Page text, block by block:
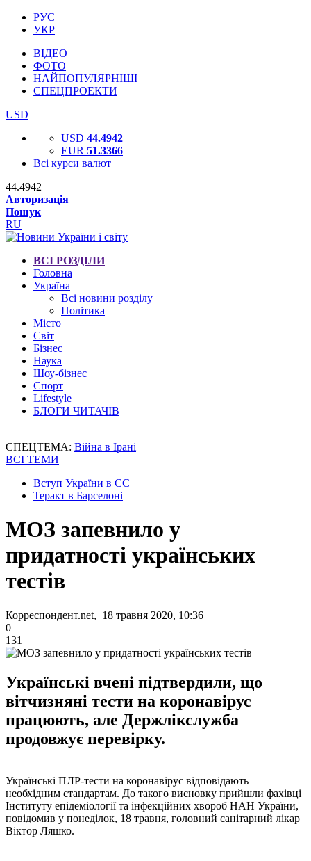
РУС
УКР
ВІДЕО
ФОТО
НАЙПОПУЛЯРНІШІ
СПЕЦПРОЕКТИ
USD
USD 44.4942
EUR 51.3366
Всі курси валют
44.4942
Авторизація
Пошук
RU
ВСІ РОЗДІЛИ
Головна
Україна
Всі новини розділу
Політика
Місто
Світ
Бізнес
Наука
Шоу-бізнес
Спорт
Lifestyle
БЛОГИ ЧИТАЧІВ
СПЕЦТЕМА: Війна в Ірані
ВСІ ТЕМИ
Вступ України в ЄС
Теракт в Барселоні
МОЗ запевнило у
придатності українських
тестів
Корреспондент.net, 18 травня 2020, 10:36
0
131
Українські вчені підтвердили, що
вітчизняні тести на коронавірус
працюють, але Держлікслужба
продовжує перевірку.
Українські ПЛР-тести на коронавірус відповідають
необхідним стандартам. До такого висновку прийшли фахівці
Інституту епідеміології та інфекційних хвороб НАН України,
повідомив у понеділок, 18 травня, головний санітарний лікар
Віктор Ляшко.